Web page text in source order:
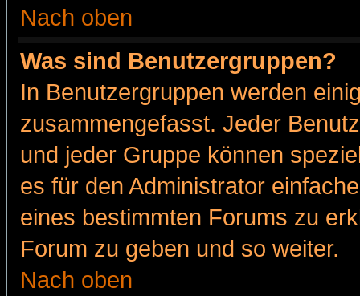
Nach oben
Was sind Benutzergruppen?
In Benutzergruppen werden
zusammengefasst. Jeder
und jeder Gruppe können
es für den Administrator
eines bestimmten Forums zu
Forum zu geben und so weiter.
Nach oben